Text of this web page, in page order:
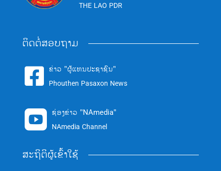
THE LAO PDR
ຕິດຕໍ່ສອບຖາມ
 ຂ່າວ "ຜູ້ແທນປະຊາຊົນ"
Phouthen Pasaxon News
 ຊ່ອງຂ່າວ "NAmedia"
NAmedia Channel
ສະຖິຕິຜູ້ເຂົ້າໃຊ້